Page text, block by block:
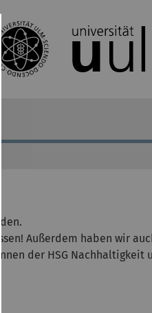
Außerdem haben wir
der HSG Nachhaltigkeit